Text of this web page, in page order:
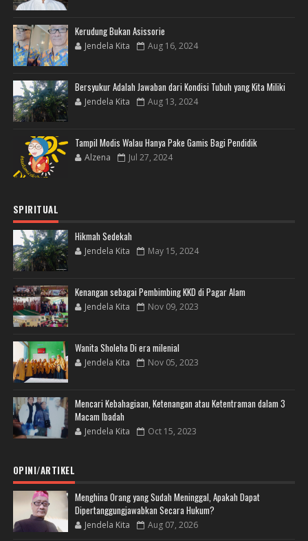
Kerudung Bukan Asissorie
Jendela Kita Aug 16, 2024
Bersyukur Adalah Jawaban dari Kondisi Tubuh yang Kita Miliki
Jendela Kita Aug 13, 2024
Tampil Modis Walau Hanya Pake Gamis Bagi Pendidik
Alzena Jul 27, 2024
SPIRITUAL
Hikmah Sedekah
Jendela Kita May 15, 2024
Kenangan sebagai Pembimbing KKD di Pagar Alam
Jendela Kita Nov 09, 2023
Wanita Sholeha Di era milenial
Jendela Kita Nov 05, 2023
Mencari Kebahagiaan, Ketenangan atau Ketentraman dalam 3
Macam Ibadah
Jendela Kita Oct 15, 2023
OPINI/ARTIKEL
Menghina Orang yang Sudah Meninggal, Apakah Dapat
Dipertanggungjawabkan Secara Hukum?
Jendela Kita Aug 07, 2026